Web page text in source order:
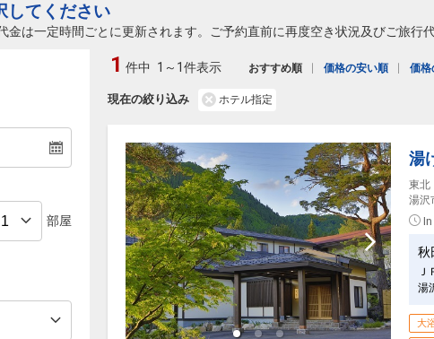
してください
金は一定時間ごとに更新されます。ご予約直前に再度空き状況及びご旅行
部屋
現在の絞り込み ホテル指定
1 件中 1～1件表示 おすすめ順 価格の安い順 価格
湯
東北
湯沢
秋
湯
大